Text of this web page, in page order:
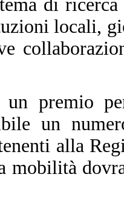
di
locali,
premio
un
alla
mobilità